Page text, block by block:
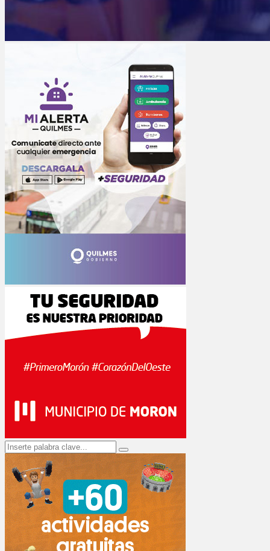
Search
for:
Search